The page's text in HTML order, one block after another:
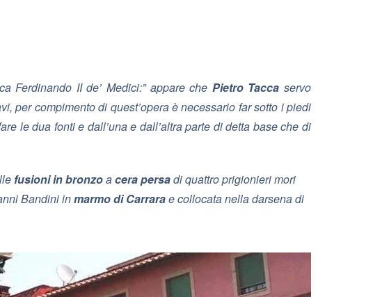
Ferdinando II de’ Medici:” appare che Pietro Tacca servo
per compimento di quest’opera è necessario far sotto i piedi
le dua fonti e dall’una e dall’altra parte di detta base che di
fusioni in bronzoacera persadi quattro prigionieri mori
Bandini inmarmo di Carrarae collocata nella darsena di